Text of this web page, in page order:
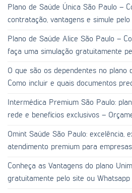
Plano de Saúde Única São Paulo –
contratação, vantagens e simule pelo
Plano de Saúde Alice São Paulo –
faça uma simulação gratuitamente
O que são os dependentes no plano
Como incluir e quais documentos
Intermédica Premium São Paulo:
rede e benefícios exclusivos –
Omint Saúde São Paulo: excelência,
atendimento premium para
Conheça as Vantagens do plano
gratuitamente pelo site ou Whatsapp